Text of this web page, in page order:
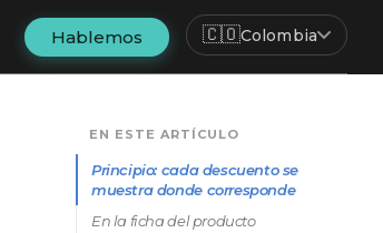
Hablemos 🇨🇴Colombia
EN ESTE ARTÍCULO
Principio: cada descuento se
muestra donde corresponde
En la ficha del producto